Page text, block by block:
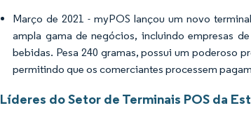
Março de 2021 - myPOS lançou um novo
ampla gama de negócios, incluindo empresas
bebidas. Pesa 240 gramas, possui um poderoso
permitindo que os comerciantes processem
Líderes do Setor de Terminais POS da